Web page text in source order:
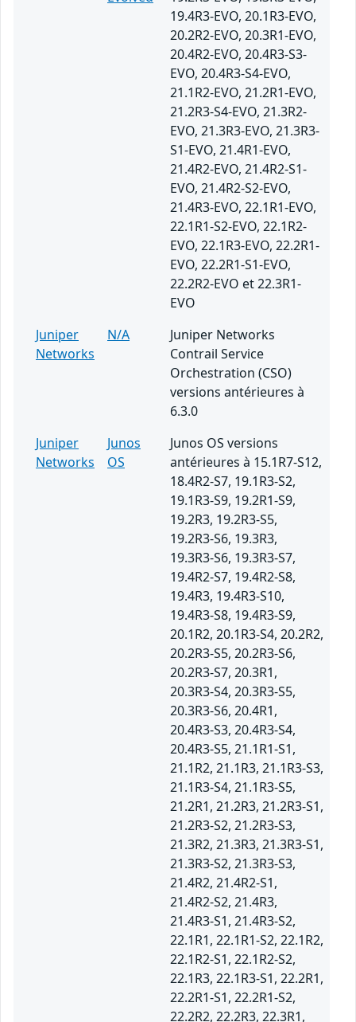
19.4R3-EVO, 20.1R3-EVO,
20.2R2-EVO, 20.3R1-EVO,
20.4R2-EVO, 20.4R3-S3-
EVO, 20.4R3-S4-EVO,
21.1R2-EVO, 21.2R1-EVO,
21.2R3-S4-EVO, 21.3R2-
EVO, 21.3R3-EVO, 21.3R3-
S1-EVO, 21.4R1-EVO,
21.4R2-EVO, 21.4R2-S1-
EVO, 21.4R2-S2-EVO,
21.4R3-EVO, 22.1R1-EVO,
22.1R1-S2-EVO, 22.1R2-
EVO, 22.1R3-EVO, 22.2R1-
EVO, 22.2R1-S1-EVO,
22.2R2-EVO et 22.3R1-
EVO
Juniper
Networks
N/A
Juniper Networks
Contrail Service
Orchestration (CSO)
versions antérieures à
6.3.0
Juniper
Networks
Junos
OS
Junos OS versions
antérieures à 15.1R7-S12,
18.4R2-S7, 19.1R3-S2,
19.1R3-S9, 19.2R1-S9,
19.2R3, 19.2R3-S5,
19.2R3-S6, 19.3R3,
19.3R3-S6, 19.3R3-S7,
19.4R2-S7, 19.4R2-S8,
19.4R3, 19.4R3-S10,
19.4R3-S8, 19.4R3-S9,
20.1R2, 20.1R3-S4, 20.2R2,
20.2R3-S5, 20.2R3-S6,
20.2R3-S7, 20.3R1,
20.3R3-S4, 20.3R3-S5,
20.3R3-S6, 20.4R1,
20.4R3-S3, 20.4R3-S4,
20.4R3-S5, 21.1R1-S1,
21.1R2, 21.1R3, 21.1R3-S3,
21.1R3-S4, 21.1R3-S5,
21.2R1, 21.2R3, 21.2R3-S1,
21.2R3-S2, 21.2R3-S3,
21.3R2, 21.3R3, 21.3R3-S1,
21.3R3-S2, 21.3R3-S3,
21.4R2, 21.4R2-S1,
21.4R2-S2, 21.4R3,
21.4R3-S1, 21.4R3-S2,
22.1R1, 22.1R1-S2, 22.1R2,
22.1R2-S1, 22.1R2-S2,
22.1R3, 22.1R3-S1, 22.2R1,
22.2R1-S1, 22.2R1-S2,
22.2R2, 22.2R3, 22.3R1,